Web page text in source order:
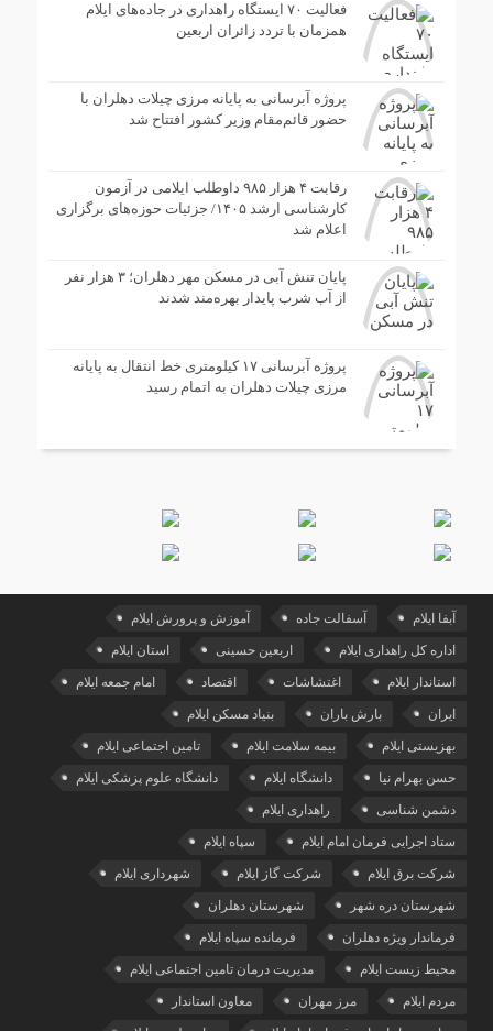
فعالیت ۷۰ ایستگاه راهداری در جاده‌های ایلام
همزمان با تردد زائران اربعین
پروژه آبرسانی به پایانه مرزی چیلات دهلران با
حضور قائم‌مقام وزیر کشور افتتاح شد
رقابت ۴ هزار ۹۸۵ داوطلب ایلامی در آزمون
کارشناسی ارشد ۱۴۰۵/ جزئیات حوزه‌های برگزاری
اعلام شد
پایان تنش آبی در مسکن مهر دهلران؛ ۳ هزار نفر
از آب شرب پایدار بهره‌مند شدند
پروژه آبرسانی ۱۷ کیلومتری خط انتقال به پایانه
مرزی چیلات دهلران به اتمام رسید
آبفا ایلام آسفالت جاده آموزش و پرورش ایلام
اداره کل راهداری ایلام اربعین حسینی استان ایلام
استاندار ایلام اغتشاشات اقتصاد امام جمعه ایلام
ایران بارش باران بنیاد مسکن ایلام
بهزیستی ایلام بیمه سلامت ایلام تامین اجتماعی ایلام
حسن بهرام نیا دانشگاه ایلام دانشگاه علوم پزشکی ایلام
دشمن شناسی راهداری ایلام
ستاد اجرایی فرمان امام ایلام سپاه ایلام
شرکت برق ایلام شرکت گاز ایلام شهرداری ایلام
شهرستان دره شهر شهرستان دهلران
فرماندار ویژه دهلران فرمانده سپاه ایلام
محیط زیست ایلام مدیریت درمان تامین اجتماعی ایلام
مردم ایلام مرز مهران معاون استاندار